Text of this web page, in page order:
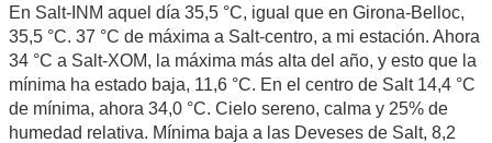
En Salt-INM aquel día 35,5 °C, igual que en Girona-Belloc,
35,5 °C. 37 °C de máxima a Salt-centro, a mi estación. Ahora
34 °C a Salt-XOM, la máxima más alta del año, y esto que la
mínima ha estado baja, 11,6 °C. En el centro de Salt 14,4 °C
de mínima, ahora 34,0 °C. Cielo sereno, calma y 25% de
humedad relativa. Mínima baja a las Deveses de Salt, 8,2